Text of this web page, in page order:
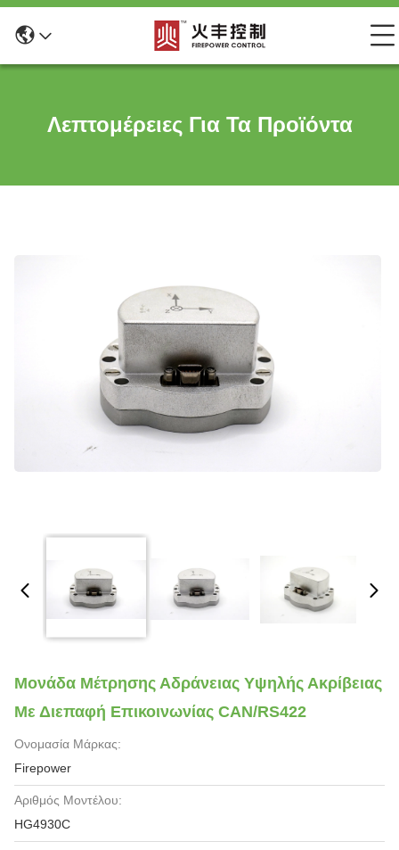
Λεπτομέρειες Για Τα Προϊόντα
Μονάδα Μέτρησης Αδράνειας Υψηλής Ακρίβειας
Με Διεπαφή Επικοινωνίας CAN/RS422
Ονομασία Μάρκας:
Firepower
Αριθμός Μοντέλου:
HG4930C